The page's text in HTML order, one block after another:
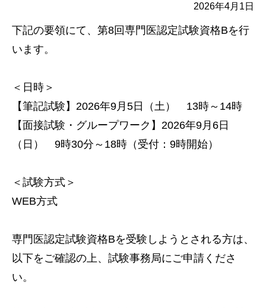
2026年4月1日
下記の要領にて、第8回専門医認定試験資格Bを行
います。
＜日時＞
【筆記試験】2026年9月5日（土） 13時～14時
【面接試験・グループワーク】2026年9月6日
（日） 9時30分～18時（受付：9時開始）
＜試験方式＞
WEB方式
専門医認定試験資格Bを受験しようとされる方は、
以下をご確認の上、試験事務局にご申請くださ
い。